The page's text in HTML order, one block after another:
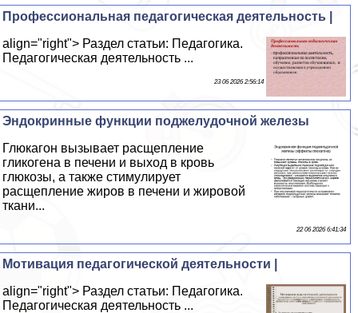
Профессиональная педагогическая деятельность |
align="right"> Раздел статьи: Педагогика.
Педагогическая деятельность ...
23 06 2026 2:56:14
Эндокринные функции поджелудочной железы
Глюкагон вызывает расщепление
гликогена в печени и выход в кровь
глюкозы, а также стимулирует
расщепление жиров в печени и жировой
ткани...
22 06 2026 6:41:34
Мотивация педагогической деятельности |
align="right"> Раздел статьи: Педагогика.
Педагогическая деятельность ...